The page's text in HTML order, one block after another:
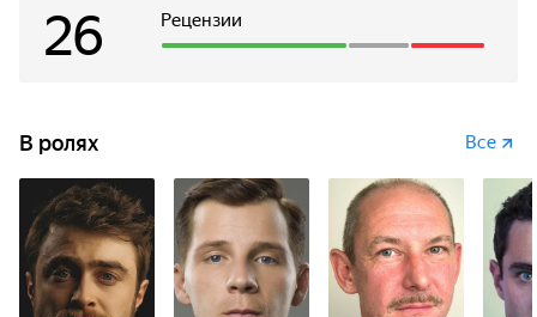
Рецензии
26
В ролях Все